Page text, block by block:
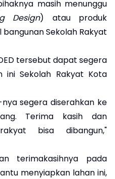
masih menunggu
Design) atau produk
Sekolah Rakyat
tersebut dapat segera
ini Sekolah Rakyat Kota
segera diserahkan ke
Terima kasih dan
bisa dibangun,"
terimakasihnya pada
menyiapkan lahan ini,